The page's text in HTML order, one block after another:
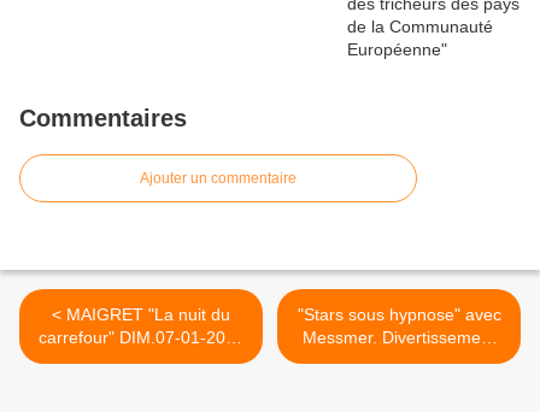
Commentaires
Ajouter un commentaire
< MAIGRET "La nuit du
carrefour" DIM.07-01-2018
[Replay validé] France 3
"Stars sous hypnose" avec
Messmer. Divertissement
Samedi 12 Janvier 2018